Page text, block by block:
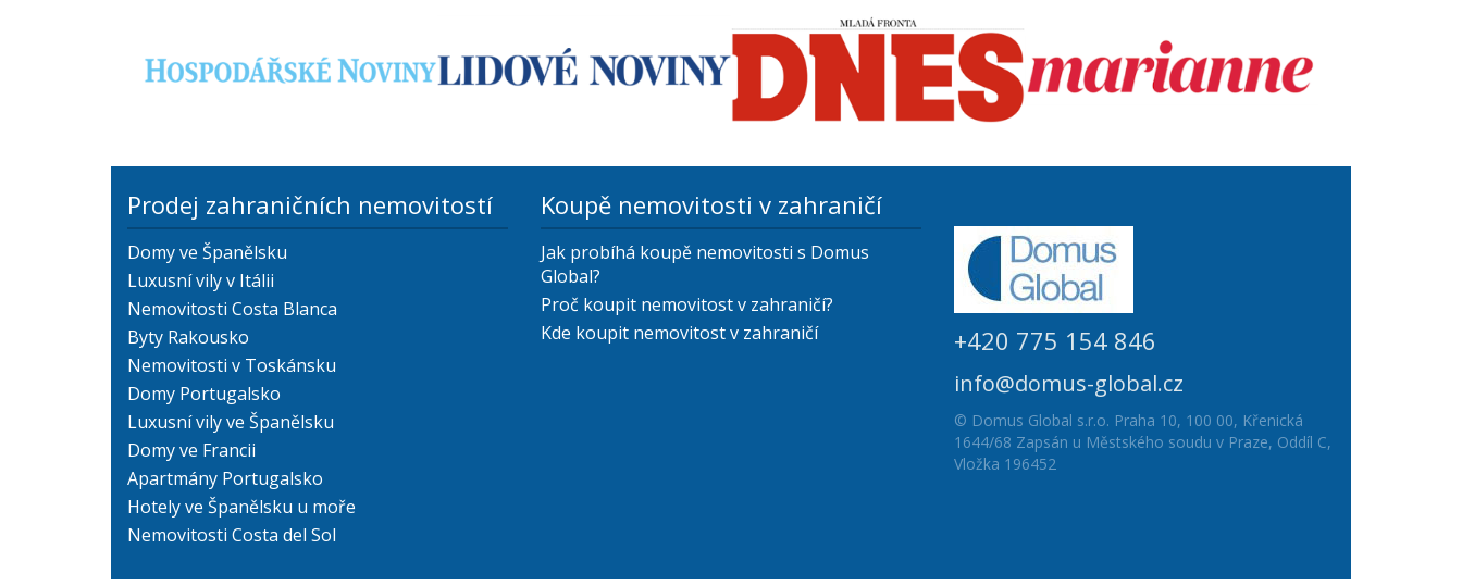
Prodej zahraničních nemovitostí
Domy ve Španělsku
Luxusní vily v Itálii
Nemovitosti Costa Blanca
Byty Rakousko
Nemovitosti v Toskánsku
Domy Portugalsko
Luxusní vily ve Španělsku
Domy ve Francii
Apartmány Portugalsko
Hotely ve Španělsku u moře
Nemovitosti Costa del Sol
Koupě nemovitosti v zahraničí
Jak probíhá koupě nemovitosti s Domus
Global?
Proč koupit nemovitost v zahraničí?
Kde koupit nemovitost v zahraničí
+420 775 154 846
info@domus-global.cz
© Domus Global s.r.o. Praha 10, 100 00, Křenická
1644/68 Zapsán u Městského soudu v Praze, Oddíl C,
Vložka 196452